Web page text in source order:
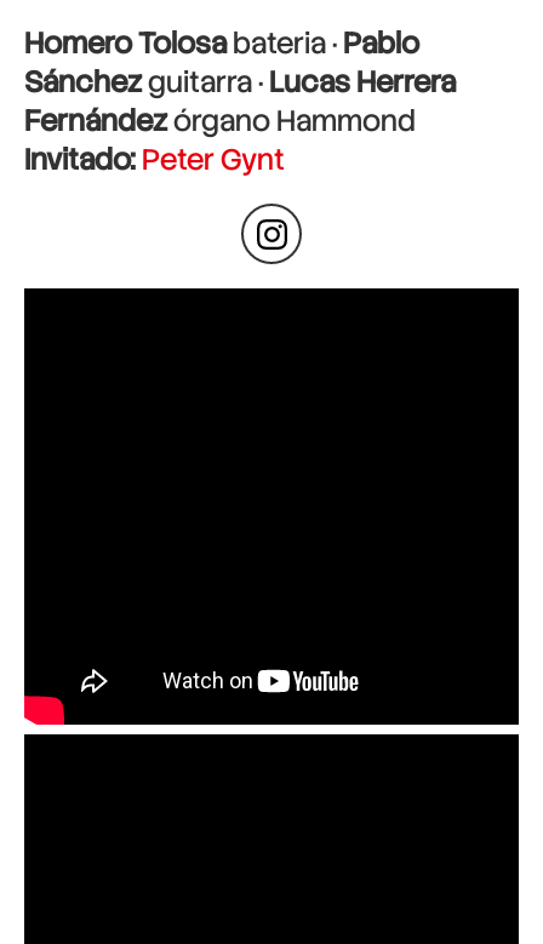
Homero Tolosabateria ·Pablo
Sánchezguitarra ·Lucas Herrera
Fernándezórgano Hammond
Invitado:Peter Gynt